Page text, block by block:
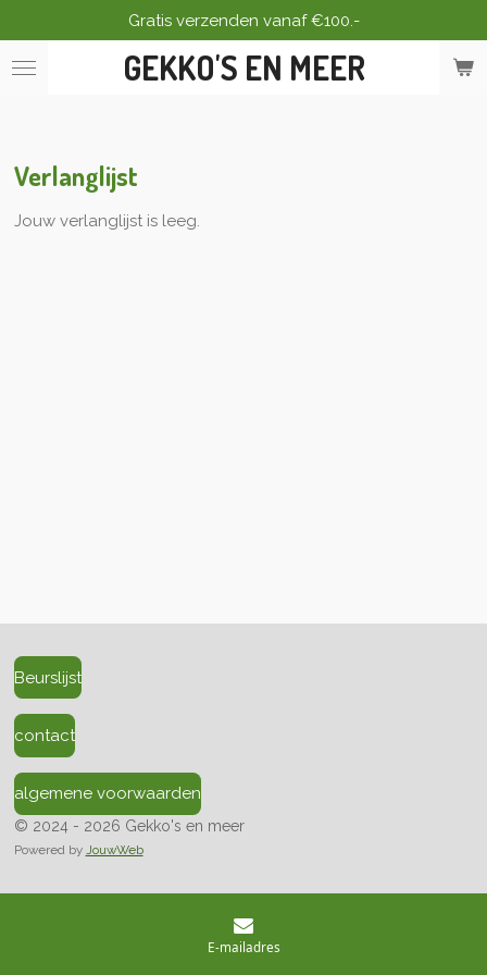
direct
naar
GEKKO'S EN MEER
Gratis verzenden vanaf €100.-
Verlanglijst
Jouw verlanglijst is leeg.
Beurslijst
contact
algemene voorwaarden
© 2024 - 2026 Gekko's en meer
Powered by JouwWeb
E-mailadres